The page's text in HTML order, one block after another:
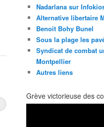
Nadarlana sur
Alternative libertaire
Benoit Bohy Bunel
Sous la plage les
Syndicat de combat
Montpellier
Autres liens
Grève victorieuse des